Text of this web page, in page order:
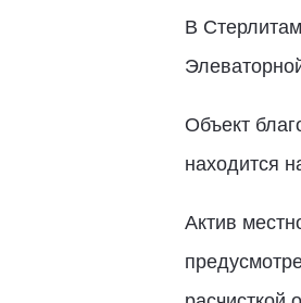
В
Объект
находится
Актив